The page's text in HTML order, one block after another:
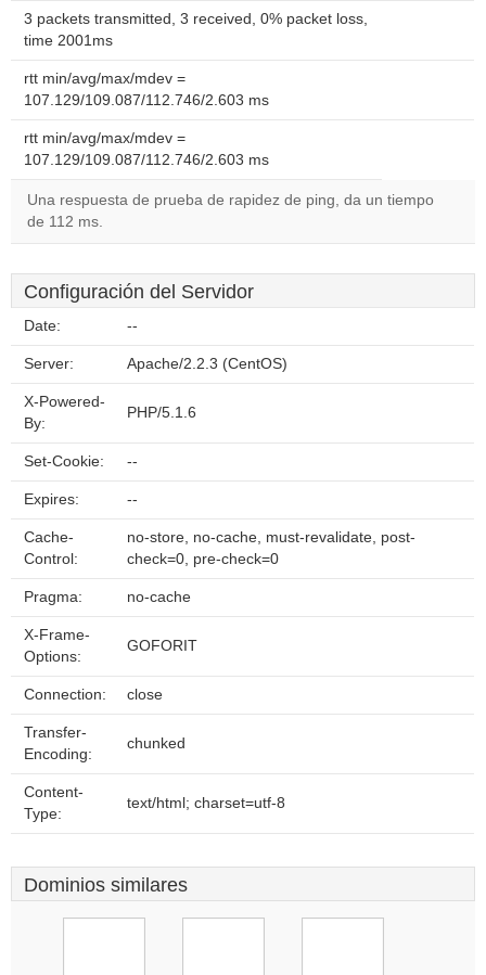
3 packets transmitted, 3 received, 0% packet loss,
time 2001ms
rtt min/avg/max/mdev =
107.129/109.087/112.746/2.603 ms
rtt min/avg/max/mdev =
107.129/109.087/112.746/2.603 ms
Una respuesta de prueba de rapidez de ping, da un tiempo
de 112 ms.
Configuración del Servidor
Date: --
Server: Apache/2.2.3 (CentOS)
X-Powered-
By:
PHP/5.1.6
Set-Cookie: --
Expires: --
Cache-
Control:
no-store, no-cache, must-revalidate, post-
check=0, pre-check=0
Pragma: no-cache
X-Frame-
Options:
GOFORIT
Connection: close
Transfer-
Encoding:
chunked
Content-
Type:
text/html; charset=utf-8
Dominios similares